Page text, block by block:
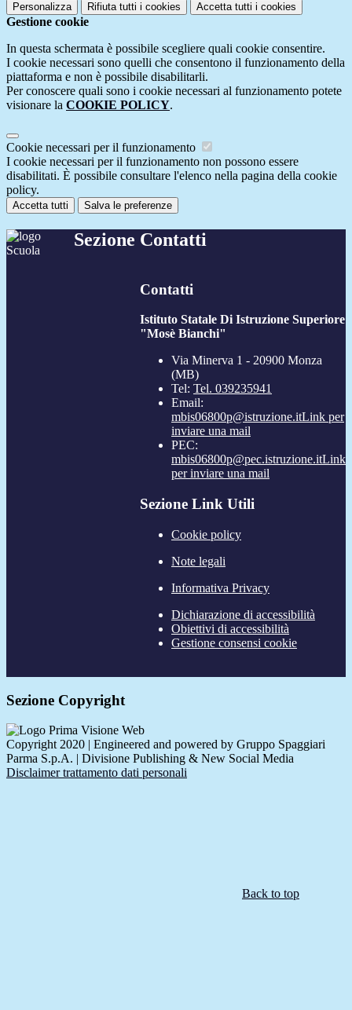
Personalizza Rifiuta tutti i cookies Accetta tutti i cookies
Gestione cookie
In questa schermata è possibile scegliere quali cookie consentire.
I cookie necessari sono quelli che consentono il funzionamento della
piattaforma e non è possibile disabilitarli.
Per conoscere quali sono i cookie necessari al funzionamento potete
visionare la COOKIE POLICY.
Cookie necessari per il funzionamento
I cookie necessari per il funzionamento non possono essere
disabilitati. È possibile consultare l'elenco nella pagina della cookie
policy.
Accetta tutti Salva le preferenze
Sezione Contatti
Contatti
Istituto Statale Di Istruzione Superiore
"Mosè Bianchi"
Via Minerva 1 - 20900 Monza
(MB)
Tel: Tel. 039235941
Email:
mbis06800p@istruzione.itLink per
inviare una mail
PEC:
mbis06800p@pec.istruzione.itLink
per inviare una mail
Sezione Link Utili
Cookie policy
Note legali
Informativa Privacy
Dichiarazione di accessibilità
Obiettivi di accessibilità
Gestione consensi cookie
Sezione Copyright
Copyright 2020 | Engineered and powered by Gruppo Spaggiari
Parma S.p.A. | Divisione Publishing & New Social Media
Disclaimer trattamento dati personali
Back to top